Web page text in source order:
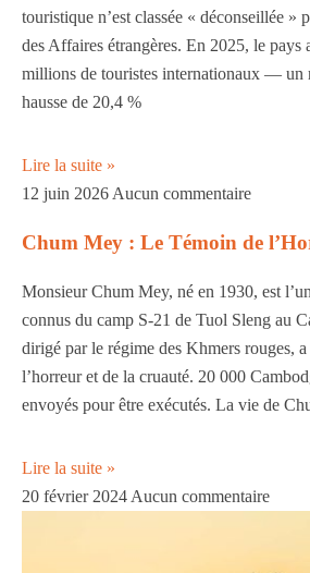
touristique n’est classée « déconseillée »
des Affaires étrangères. En 2025, le pays
millions de touristes internationaux — un
hausse de 20,4 %
Lire la suite »
12 juin 2026 Aucun commentaire
Chum Mey : Le Témoin de
Monsieur Chum Mey, né en 1930, est
connus du camp S-21 de Tuol Sleng au
dirigé par le régime des Khmers rouges, a
l’horreur et de la cruauté. 20 000
envoyés pour être exécutés. La vie de
Lire la suite »
20 février 2024 Aucun commentaire